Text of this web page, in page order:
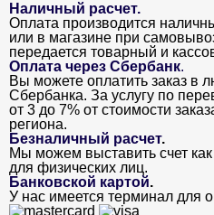
Наличный расчет.
Оплата производится
или в магазине при
передается товарный и
Оплата через Сбербанк.
Вы можете оплатить заказ в
Сбербанка. За услугу по
от 3 до 7% от стоимости
региона.
Безналичный расчет.
Мы можем выставить счет
для физических лиц.
Банковской картой.
У нас имеется терминал для